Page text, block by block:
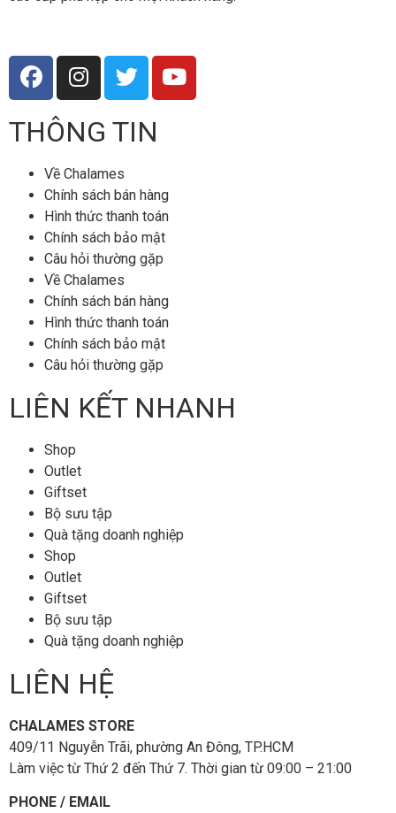
THÔNG TIN
Về Chalames
Chính sách bán hàng
Hình thức thanh toán
Chính sách bảo mật
Câu hỏi thường gặp
Về Chalames
Chính sách bán hàng
Hình thức thanh toán
Chính sách bảo mật
Câu hỏi thường gặp
LIÊN KẾT NHANH
Shop
Outlet
Giftset
Bộ sưu tập
Quà tặng doanh nghiệp
Shop
Outlet
Giftset
Bộ sưu tập
Quà tặng doanh nghiệp
LIÊN HỆ
CHALAMES STORE
409/11 Nguyễn Trãi, phường An Đông, TP.HCM
Làm việc từ Thứ 2 đến Thứ 7. Thời gian từ 09:00 – 21:00
PHONE / EMAIL